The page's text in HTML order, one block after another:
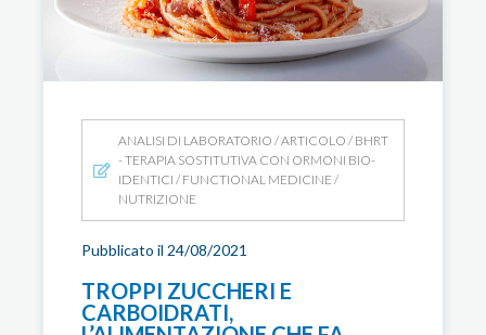
ANALISI DI LABORATORIO /ARTICOLO / BHRT
- TERAPIA SOSTITUTIVA CON ORMONI BIO-
IDENTICI / FUNCTIONAL MEDICINE /
NUTRIZIONE
Pubblicato il 24/08/2021
TROPPI ZUCCHERI E
CARBOIDRATI,